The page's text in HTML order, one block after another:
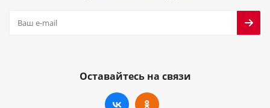
Оставайтесь на связи